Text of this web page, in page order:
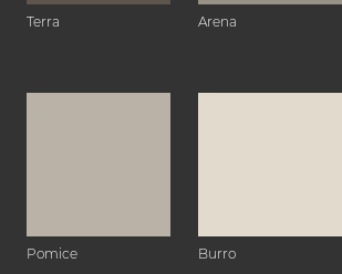
Terra Arena
Pomice Burro